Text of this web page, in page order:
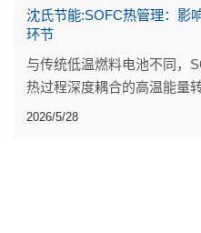
沈氏节能:SOFC热管理：影
环节
与传统低温燃料电池不同，
热过程深度耦合的高温能量
着系统整体性能。
2026/5/28